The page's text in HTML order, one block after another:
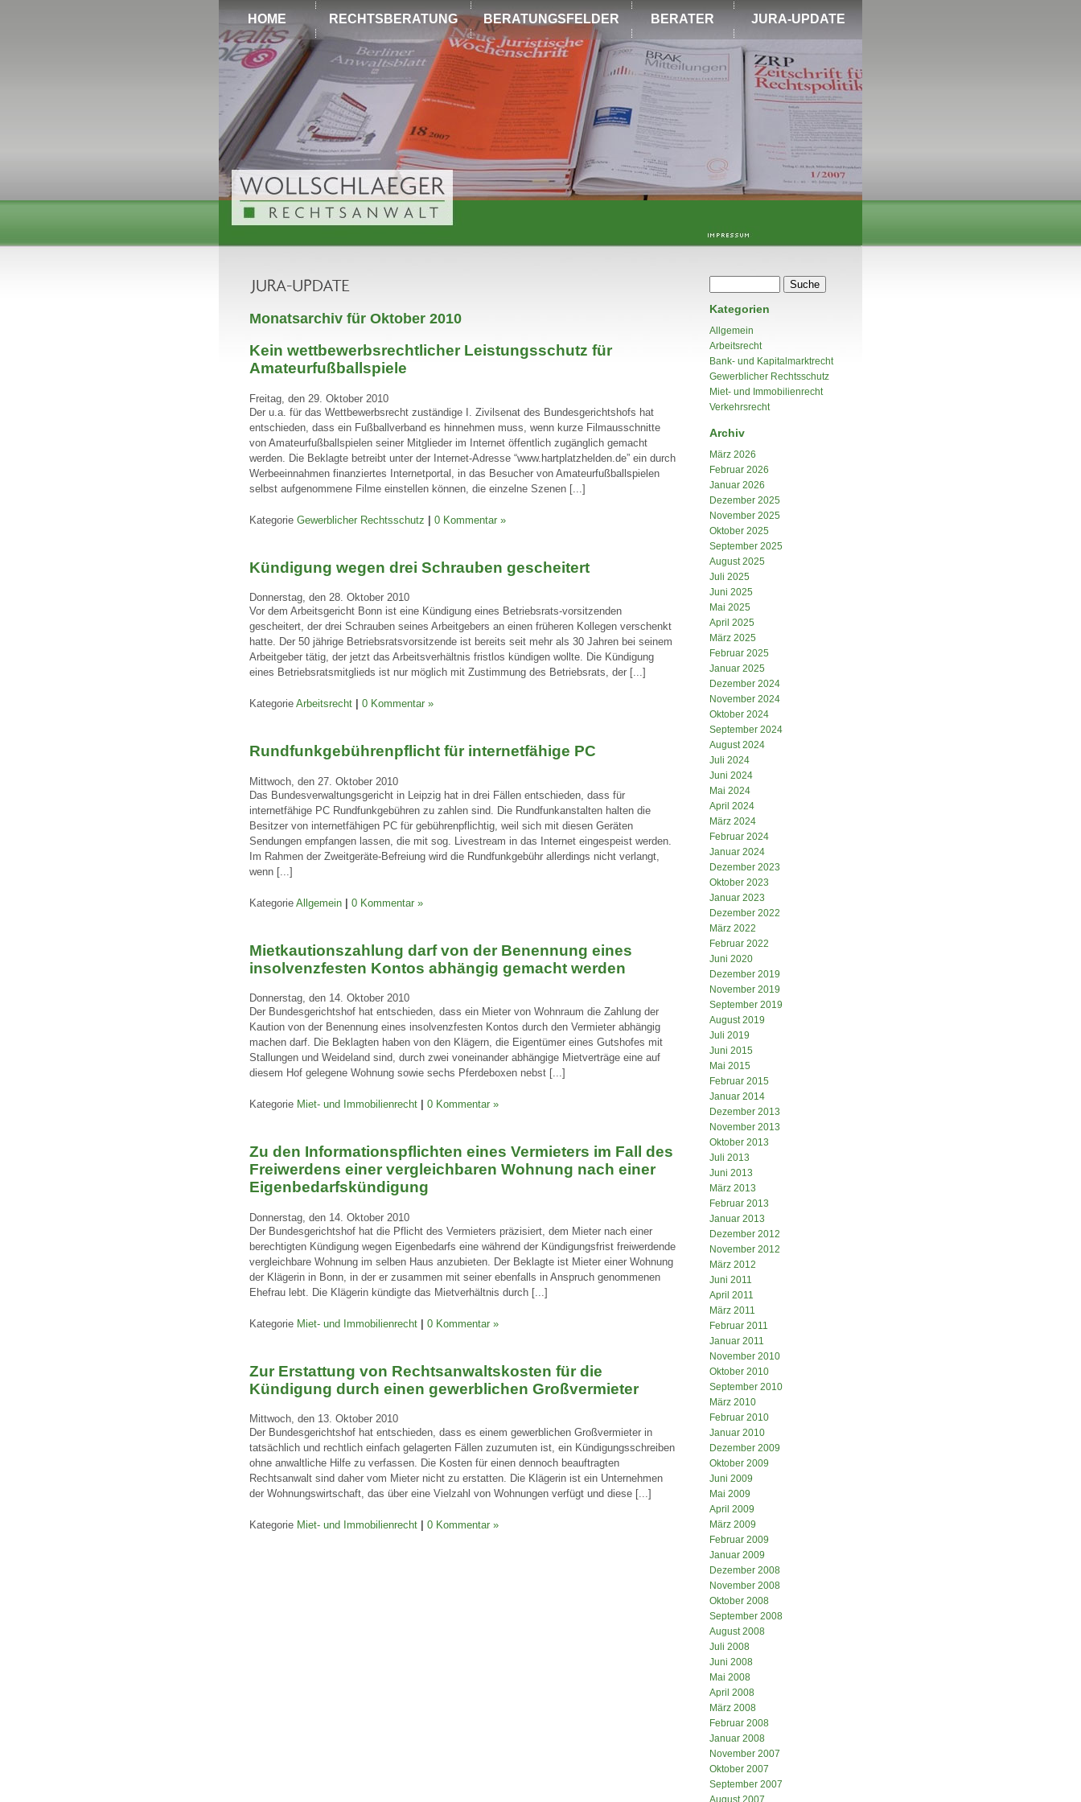
HOME RECHTSBERATUNG BERATUNGSFELDER BERATER JURA-UPDATE
Monatsarchiv für Oktober 2010
Kein wettbewerbsrechtlicher Leistungsschutz für
Amateurfußballspiele
Freitag, den 29. Oktober 2010
Der u.a. für das Wettbewerbsrecht zuständige I. Zivilsenat des Bundesgerichtshofs hat
entschieden, dass ein Fußballverband es hinnehmen muss, wenn kurze Filmausschnitte
von Amateurfußballspielen seiner Mitglieder im Internet öffentlich zugänglich gemacht
werden. Die Beklagte betreibt unter der Internet-Adresse “www.hartplatzhelden.de” ein durch
Werbeeinnahmen finanziertes Internetportal, in das Besucher von Amateurfußballspielen
selbst aufgenommene Filme einstellen können, die einzelne Szenen [...]
Kategorie Gewerblicher Rechtsschutz 0 Kommentar »
Kündigung wegen drei Schrauben gescheitert
Donnerstag, den 28. Oktober 2010
Vor dem Arbeitsgericht Bonn ist eine Kündigung eines Betriebsrats-vorsitzenden
gescheitert, der drei Schrauben seines Arbeitgebers an einen früheren Kollegen verschenkt
hatte. Der 50 jährige Betriebsratsvorsitzende ist bereits seit mehr als 30 Jahren bei seinem
Arbeitgeber tätig, der jetzt das Arbeitsverhältnis fristlos kündigen wollte. Die Kündigung
eines Betriebsratsmitglieds ist nur möglich mit Zustimmung des Betriebsrats, der [...]
Kategorie Arbeitsrecht 0 Kommentar »
Rundfunkgebührenpflicht für internetfähige PC
Mittwoch, den 27. Oktober 2010
Das Bundesverwaltungsgericht in Leipzig hat in drei Fällen entschieden, dass für
internetfähige PC Rundfunkgebühren zu zahlen sind. Die Rundfunkanstalten halten die
Besitzer von internetfähigen PC für gebührenpflichtig, weil sich mit diesen Geräten
Sendungen empfangen lassen, die mit sog. Livestream in das Internet eingespeist werden.
Im Rahmen der Zweitgeräte-Befreiung wird die Rundfunkgebühr allerdings nicht verlangt,
wenn [...]
Kategorie Allgemein 0 Kommentar »
Mietkautionszahlung darf von der Benennung eines
insolvenzfesten Kontos abhängig gemacht werden
Donnerstag, den 14. Oktober 2010
Der Bundesgerichtshof hat entschieden, dass ein Mieter von Wohnraum die Zahlung der
Kaution von der Benennung eines insolvenzfesten Kontos durch den Vermieter abhängig
machen darf. Die Beklagten haben von den Klägern, die Eigentümer eines Gutshofes mit
Stallungen und Weideland sind, durch zwei voneinander abhängige Mietverträge eine auf
diesem Hof gelegene Wohnung sowie sechs Pferdeboxen nebst [...]
Kategorie Miet- und Immobilienrecht 0 Kommentar »
Zu den Informationspflichten eines Vermieters im Fall des
Freiwerdens einer vergleichbaren Wohnung nach einer
Eigenbedarfskündigung
Donnerstag, den 14. Oktober 2010
Der Bundesgerichtshof hat die Pflicht des Vermieters präzisiert, dem Mieter nach einer
berechtigten Kündigung wegen Eigenbedarfs eine während der Kündigungsfrist freiwerdende
vergleichbare Wohnung im selben Haus anzubieten. Der Beklagte ist Mieter einer Wohnung
der Klägerin in Bonn, in der er zusammen mit seiner ebenfalls in Anspruch genommenen
Ehefrau lebt. Die Klägerin kündigte das Mietverhältnis durch [...]
Kategorie Miet- und Immobilienrecht 0 Kommentar »
Zur Erstattung von Rechtsanwaltskosten für die
Kündigung durch einen gewerblichen Großvermieter
Mittwoch, den 13. Oktober 2010
Der Bundesgerichtshof hat entschieden, dass es einem gewerblichen Großvermieter in
tatsächlich und rechtlich einfach gelagerten Fällen zuzumuten ist, ein Kündigungsschreiben
ohne anwaltliche Hilfe zu verfassen. Die Kosten für einen dennoch beauftragten
Rechtsanwalt sind daher vom Mieter nicht zu erstatten. Die Klägerin ist ein Unternehmen
der Wohnungswirtschaft, das über eine Vielzahl von Wohnungen verfügt und diese [...]
Kategorie Miet- und Immobilienrecht 0 Kommentar »
Kategorien
Allgemein
Arbeitsrecht
Bank- und Kapitalmarktrecht
Gewerblicher Rechtsschutz
Miet- und Immobilienrecht
Verkehrsrecht
Archiv
März 2026
Februar 2026
Januar 2026
Dezember 2025
November 2025
Oktober 2025
September 2025
August 2025
Juli 2025
Juni 2025
Mai 2025
April 2025
März 2025
Februar 2025
Januar 2025
Dezember 2024
November 2024
Oktober 2024
September 2024
August 2024
Juli 2024
Juni 2024
Mai 2024
April 2024
März 2024
Februar 2024
Januar 2024
Dezember 2023
Oktober 2023
Januar 2023
Dezember 2022
März 2022
Februar 2022
Juni 2020
Dezember 2019
November 2019
September 2019
August 2019
Juli 2019
Juni 2015
Mai 2015
Februar 2015
Januar 2014
Dezember 2013
November 2013
Oktober 2013
Juli 2013
Juni 2013
März 2013
Februar 2013
Januar 2013
Dezember 2012
November 2012
März 2012
Juni 2011
April 2011
März 2011
Februar 2011
Januar 2011
November 2010
Oktober 2010
September 2010
März 2010
Februar 2010
Januar 2010
Dezember 2009
Oktober 2009
Juni 2009
Mai 2009
April 2009
März 2009
Februar 2009
Januar 2009
Dezember 2008
November 2008
Oktober 2008
September 2008
August 2008
Juli 2008
Juni 2008
Mai 2008
April 2008
März 2008
Februar 2008
Januar 2008
November 2007
Oktober 2007
September 2007
August 2007